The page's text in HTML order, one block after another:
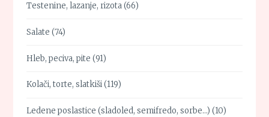
Testenine, lazanje, rizota(66)
Salate (74)
Hleb, peciva, pite (91)
Kolači, torte, slatkiši(119)
Ledene poslastice (sladoled, semifredo, sorbe…) (10)